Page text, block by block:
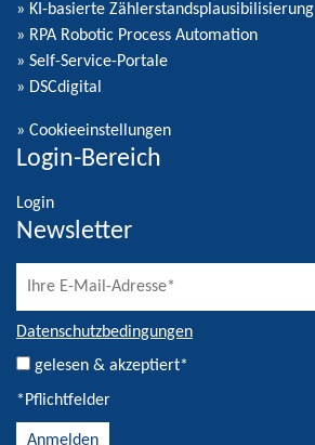
» KI-basierte Zählerstandsplausibilisierung
» RPA Robotic Process Automation
» Self-Service-Portale
» DSCdigital
» Cookieeinstellungen
Login-Bereich
Login
Newsletter
Datenschutzbedingungen
gelesen & akzeptiert*
*Pflichtfelder